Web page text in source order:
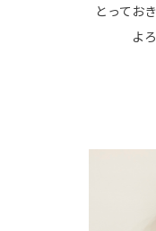
とっておきの
よ